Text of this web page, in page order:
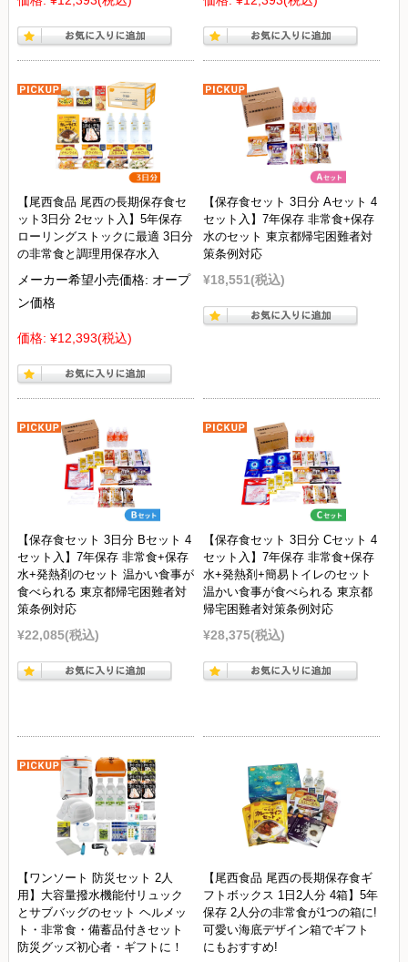
【尾西食品 尾西の長期保存食セ
ット3日分 2セット入】5年保存
ローリングストックに最適 3日分
の非常食と調理用保存水入
メーカー希望小売価格: オープ
ン価格
価格: ¥12,393(税込)
【保存食セット 3日分 Aセット 4
セット入】7年保存 非常食+保存
水のセット 東京都帰宅困難者対
策条例対応
¥18,551(税込)
【保存食セット 3日分 Bセット 4
セット入】7年保存 非常食+保存
水+発熱剤のセット 温かい食事が
食べられる 東京都帰宅困難者対
策条例対応
¥22,085(税込)
【保存食セット 3日分 Cセット 4
セット入】7年保存 非常食+保存
水+発熱剤+簡易トイレのセット
温かい食事が食べられる 東京都
帰宅困難者対策条例対応
¥28,375(税込)
【ワンソート 防災セット 2人
用】大容量撥水機能付リュック
とサブバッグのセット ヘルメッ
ト・非常食・備蓄品付きセット
防災グッズ初心者・ギフトに！
【尾西食品 尾西の長期保存食ギ
フトボックス 1日2人分 4箱】5年
保存 2人分の非常食が1つの箱に!
可愛い海底デザイン箱でギフト
にもおすすめ!